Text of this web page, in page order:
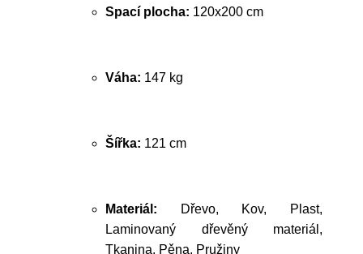
Spací plocha: 120x200 cm
Váha: 147 kg
Šířka: 121 cm
Materiál: Dřevo, Kov, Plast,
Laminovaný dřevěný materiál,
Tkanina, Pěna, Pružiny